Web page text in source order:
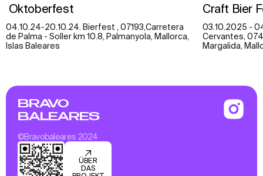
Oktoberfest
04.10.24-20.10.24. Bierfest , 07193,Carretera
de Palma - Soller km 10.8, Palmanyola, Mallorca,
Islas Baleares
Craft Bier
03.10.2025 -
Cervantes,
Margalida,
BRAVO
BALEARES
©Bravobaleares 2024
ÜBER
DAS